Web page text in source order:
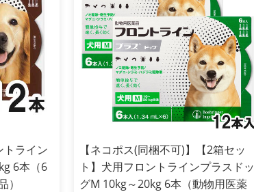
トライン
6本（6
）
【ネコポス(同梱不可)】【2箱セッ
ト】犬用フロントラインプラスドッ
グM 10kg～20kg 6本（動物用医薬